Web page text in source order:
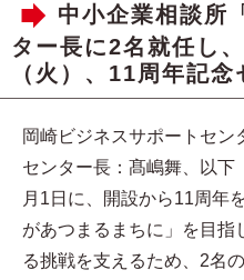
中小企業相談所
ター長に2名就任し
（火）、11周年記
岡崎ビジネスサポートセン
センター長：髙嶋舞、以
月1日に、開設から11周年
があつまるまちに」を目指
る挑戦を支えるため、2名